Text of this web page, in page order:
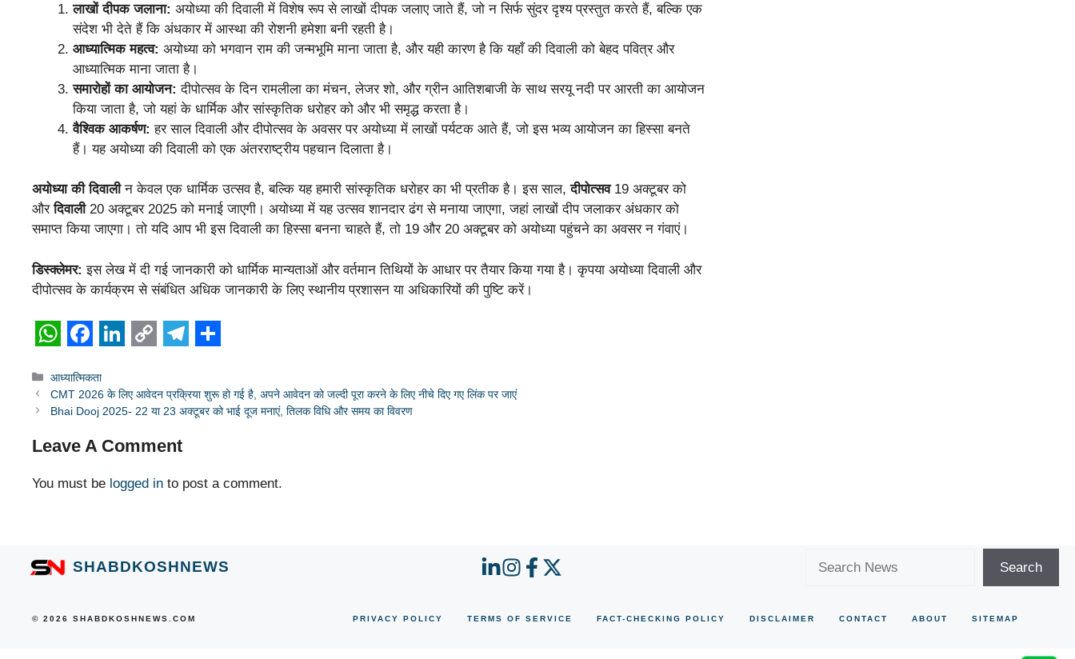
लाखों दीपक जलाना: अयोध्या की दिवाली में विशेष रूप से लाखों दीपक जलाए जाते हैं, जो न सिर्फ सुंदर दृश्य प्रस्तुत करते हैं, बल्कि एक
संदेश भी देते हैं कि अंधकार में आस्था की रोशनी हमेशा बनी रहती है।
आध्यात्मिक महत्व: अयोध्या को भगवान राम की जन्मभूमि माना जाता है, और यही कारण है कि यहाँ की दिवाली को बेहद पवित्र और
आध्यात्मिक माना जाता है।
समारोहों का आयोजन: दीपोत्सव के दिन रामलीला का मंचन, लेजर शो, और ग्रीन आतिशबाजी के साथ सरयू नदी पर आरती का आयोजन
किया जाता है, जो यहां के धार्मिक और सांस्कृतिक धरोहर को और भी समृद्ध करता है।
वैश्विक आकर्षण: हर साल दिवाली और दीपोत्सव के अवसर पर अयोध्या में लाखों पर्यटक आते हैं, जो इस भव्य आयोजन का हिस्सा बनते
हैं। यह अयोध्या की दिवाली को एक अंतरराष्ट्रीय पहचान दिलाता है।
अयोध्या की दिवालीन केवल एक धार्मिक उत्सव है, बल्कि यह हमारी सांस्कृतिक धरोहर का भी प्रतीक है। इस साल,दीपोत्सव19 अक्टूबर को
औरदिवाली20 अक्टूबर 2025 को मनाई जाएगी। अयोध्या में यह उत्सव शानदार ढंग से मनाया जाएगा, जहां लाखों दीप जलाकर अंधकार को
समाप्त किया जाएगा। तो यदि आप भी इस दिवाली का हिस्सा बनना चाहते हैं, तो 19 और 20 अक्टूबर को अयोध्या पहुंचने का अवसर न गंवाएं।
डिस्क्लेमर: इस लेख में दी गई जानकारी को धार्मिक मान्यताओं और वर्तमान तिथियों के आधार पर तैयार किया गया है। कृपया अयोध्या दिवाली और
दीपोत्सव के कार्यक्रम से संबंधित अधिक जानकारी के लिए स्थानीय प्रशासन या अधिकारियों की पुष्टि करें।
h
a
t
s
A
a
c
e
b
o
i
n
k
e
d
o
p
y
L
i
e
l
e
g
r
h
a
Categories
आध्यात्मिकता
CMT 2026 के लिए आवेदन प्रक्रिया शुरू हो गई है, अपने आवेदन को जल्दी पूरा करने के लिए नीचे दिए गए लिंक पर जाएं
Bhai Dooj 2025- 22 या 23 अक्टूबर को भाई दूज मनाएं, तिलक विधि और समय का विवरण
Leave A Comment
You must be logged in to post a comment.
SHABDKOSHNEWS Search
© 2026 SHABDKOSHNEWS.COM PRIVACY POLICY TERMS OF SERVICE FACT-CHECKING POLICY DISCLAIMER CONTACT ABOUT SITEMAP